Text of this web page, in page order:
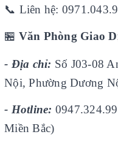
📞 Liên hệ:
🏪 Văn Phòng Giao
- Địa chỉ: Số J03-08
Nội, Phường Dương
- Hotline:
Miền Bắc)